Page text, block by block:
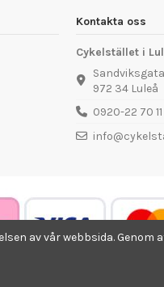
Kontakta oss
Cykelstället i
972 34 Luleå
0920-22 70 11
av vår webbsida.